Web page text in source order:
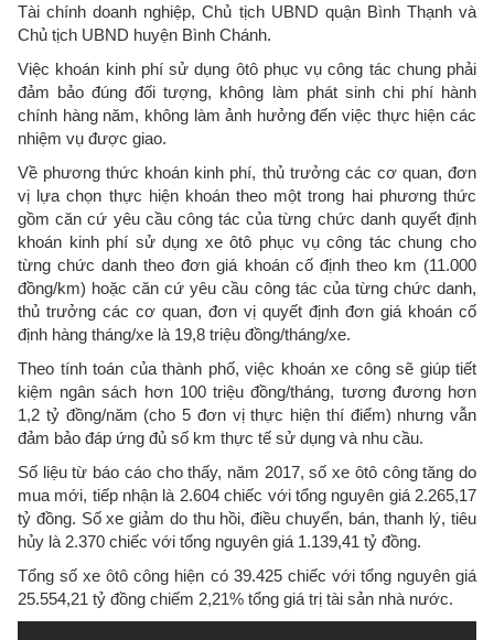
Tài chính doanh nghiệp, Chủ tịch UBND quận Bình Thạnh và
Chủ tịch UBND huyện Bình Chánh.
Việc khoán kinh phí sử dụng ôtô phục vụ công tác chung phải
đảm bảo đúng đối tượng, không làm phát sinh chi phí hành
chính hàng năm, không làm ảnh hưởng đến việc thực hiện các
nhiệm vụ được giao.
Về phương thức khoán kinh phí, thủ trưởng các cơ quan, đơn
vị lựa chọn thực hiện khoán theo một trong hai phương thức
gồm căn cứ yêu cầu công tác của từng chức danh quyết định
khoán kinh phí sử dụng xe ôtô phục vụ công tác chung cho
từng chức danh theo đơn giá khoán cố định theo km (11.000
đồng/km) hoặc căn cứ yêu cầu công tác của từng chức danh,
thủ trưởng các cơ quan, đơn vị quyết định đơn giá khoán cố
định hàng tháng/xe là 19,8 triệu đồng/tháng/xe.
Theo tính toán của thành phố, việc khoán xe công sẽ giúp tiết
kiệm ngân sách hơn 100 triệu đồng/tháng, tương đương hơn
1,2 tỷ đồng/năm (cho 5 đơn vị thực hiện thí điểm) nhưng vẫn
đảm bảo đáp ứng đủ số km thực tế sử dụng và nhu cầu.
Số liệu từ báo cáo cho thấy, năm 2017, số xe ôtô công tăng do
mua mới, tiếp nhận là 2.604 chiếc với tổng nguyên giá 2.265,17
tỷ đồng. Số xe giảm do thu hồi, điều chuyển, bán, thanh lý, tiêu
hủy là 2.370 chiếc với tổng nguyên giá 1.139,41 tỷ đồng.
Tổng số xe ôtô công hiện có 39.425 chiếc với tổng nguyên giá
25.554,21 tỷ đồng chiếm 2,21% tổng giá trị tài sản nhà nước.